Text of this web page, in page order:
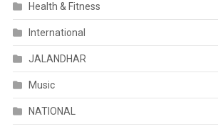
Health & Fitness
International
JALANDHAR
Music
NATIONAL